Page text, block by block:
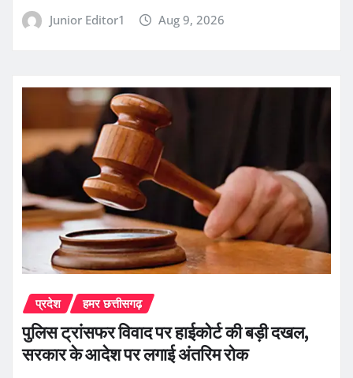
Junior Editor1 Aug 9, 2026
प्रदेश हमर छत्तीसगढ़
पुलिस ट्रांसफर विवाद पर हाईकोर्ट की बड़ी दखल,
सरकार के आदेश पर लगाई अंतरिम रोक